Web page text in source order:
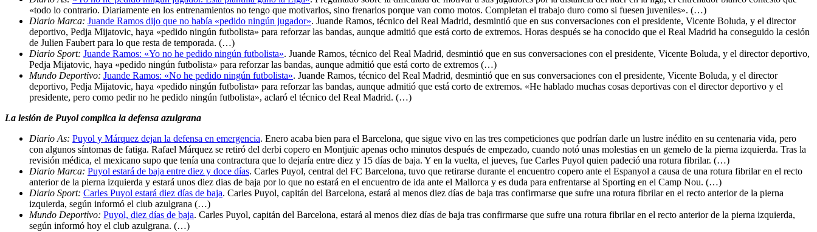
«todo lo contrario. Diariamente en los entrenamientos no tengo que motivarlos, sino frenarlos porque van como motos. Completan el trabajo duro como si fuesen juveniles». (…)
Diario Marca: Juande Ramos dijo que no había «pedido ningún jugador». Juande Ramos, técnico del Real Madrid, desmintió que en sus conversaciones con el presidente, Vicente Boluda, y el director
deportivo, Pedja Mijatovic, haya «pedido ningún futbolista» para reforzar las bandas, aunque admitió que está corto de extremos. Horas después se ha conocido que el Real Madrid ha conseguido la cesión
de Julien Faubert para lo que resta de temporada. (…)
Diario Sport: Juande Ramos: «Yo no he pedido ningún futbolista». Juande Ramos, técnico del Real Madrid, desmintió que en sus conversaciones con el presidente, Vicente Boluda, y el director deportivo,
Pedja Mijatovic, haya «pedido ningún futbolista» para reforzar las bandas, aunque admitió que está corto de extremos (…)
Mundo Deportivo: Juande Ramos: «No he pedido ningún futbolista». Juande Ramos, técnico del Real Madrid, desmintió que en sus conversaciones con el presidente, Vicente Boluda, y el director
deportivo, Pedja Mijatovic, haya «pedido ningún futbolista» para reforzar las bandas, aunque admitió que está corto de extremos. «He hablado muchas cosas deportivas con el director deportivo y el
presidente, pero como pedir no he pedido ningún futbolista», aclaró el técnico del Real Madrid. (…)
La lesión de Puyol complica la defensa azulgrana
Diario As: Puyol y Márquez dejan la defensa en emergencia. Enero acaba bien para el Barcelona, que sigue vivo en las tres competiciones que podrían darle un lustre inédito en su centenaria vida, pero
con algunos síntomas de fatiga. Rafael Márquez se retiró del derbi copero en Montjuïc apenas ocho minutos después de empezado, cuando notó unas molestias en un gemelo de la pierna izquierda. Tras la
revisión médica, el mexicano supo que tenía una contractura que lo dejaría entre diez y 15 días de baja. Y en la vuelta, el jueves, fue Carles Puyol quien padeció una rotura fibrilar. (…)
Diario Marca: Puyol estará de baja entre diez y doce días. Carles Puyol, central del FC Barcelona, tuvo que retirarse durante el encuentro copero ante el Espanyol a causa de una rotura fibrilar en el recto
anterior de la pierna izquierda y estará unos diez dias de baja por lo que no estará en el encuentro de ida ante el Mallorca y es duda para enfrentarse al Sporting en el Camp Nou. (…)
Diario Sport: Carles Puyol estará diez días de baja. Carles Puyol, capitán del Barcelona, estará al menos diez días de baja tras confirmarse que sufre una rotura fibrilar en el recto anterior de la pierna
izquierda, según informó el club azulgrana (…)
Mundo Deportivo: Puyol, diez días de baja. Carles Puyol, capitán del Barcelona, estará al menos diez días de baja tras confirmarse que sufre una rotura fibrilar en el recto anterior de la pierna izquierda,
según informó hoy el club azulgrana. (…)